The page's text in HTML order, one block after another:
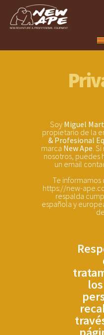
Catálogos
Alceda Aventura
Soy Miguel
propietario de la
& Profesional
marca New Ape.
nosotros, puedes
un email
Te informamos
https://new-
respalda
española y